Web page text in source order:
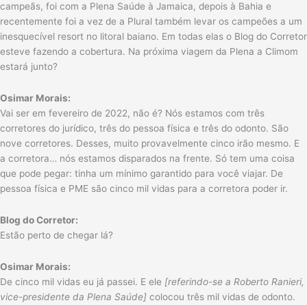
campeãs, foi com a Plena Saúde à Jamaica, depois à Bahia e
recentemente foi a vez de a Plural também levar os campeões a um
inesquecível resort no litoral baiano. Em todas elas o Blog do Corretor
esteve fazendo a cobertura. Na próxima viagem da Plena a Climom
estará junto?
Osimar Morais:
Vai ser em fevereiro de 2022, não é? Nós estamos com três
corretores do jurídico, três do pessoa física e três do odonto. São
nove corretores. Desses, muito provavelmente cinco irão mesmo. E
a corretora… nós estamos disparados na frente. Só tem uma coisa
que pode pegar: tinha um mínimo garantido para você viajar. De
pessoa física e PME são cinco mil vidas para a corretora poder ir.
Blog do Corretor:
Estão perto de chegar lá?
Osimar Morais:
De cinco mil vidas eu já passei. E ele [referindo-se a Roberto Ranieri,
vice-presidente da Plena Saúde] colocou três mil vidas de odonto.